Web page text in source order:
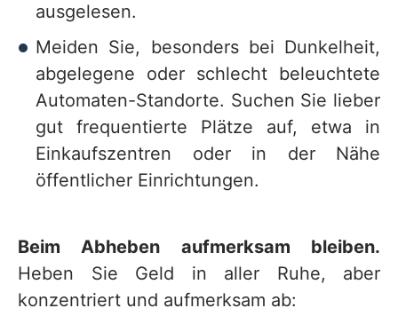
ausgelesen.
Meiden Sie, besonders bei Dunkelheit,
abgelegene oder schlecht beleuchtete
Automaten-Standorte. Suchen Sie lieber
gut frequentierte Plätze auf, etwa in
Einkaufszentren oder in der Nähe
öffentlicher Einrichtungen.
Beim Abheben aufmerksam bleiben.
Heben Sie Geld in aller Ruhe, aber
konzentriert und aufmerksam ab: